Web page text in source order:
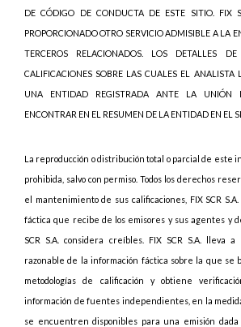
DE CÓDIGO DE CONDUCTA DE ESTE SITIO. FIX
PROPORCIONADO OTRO SERVICIO ADMISIBLE A LA
TERCEROS RELACIONADOS. LOS DETALLES
CALIFICACIONES SOBRE LAS CUALES EL ANALISTA
UNA ENTIDAD REGISTRADA ANTE LA UNIÓN
ENCONTRAR EN EL RESUMEN DE LA ENTIDAD EN EL
La reproducción o distribución total o parcial de este
prohibida, salvo con permiso. Todos los derechos
el mantenimiento de sus calificaciones, FIX SCR
fáctica que recibe de los emisores y sus agentes y
SCR S.A. considera creíbles. FIX SCR S.A. lleva
razonable de la información fáctica sobre la que se
metodologías de calificación y obtiene
información de fuentes independientes, en la
se encuentren disponibles para una emisión